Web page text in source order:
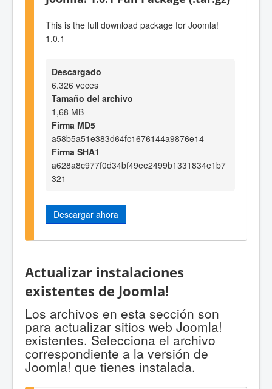
This is the full download package for Joomla!
1.0.1
Descargado
6.326 veces
Tamaño del archivo
1,68 MB
Firma MD5
a58b5a51e383d64fc1676144a9876e14
Firma SHA1
a628a8c977f0d34bf49ee2499b1331834e1b7
321
Descargar ahora
Actualizar instalaciones
existentes de Joomla!
Los archivos en esta sección son
para actualizar sitios web Joomla!
existentes. Selecciona el archivo
correspondiente a la versión de
Joomla! que tienes instalada.